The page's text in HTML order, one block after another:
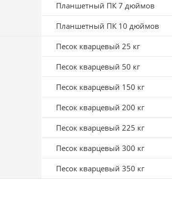
Планшетный ПК 7 дюймов
Планшетный ПК 10 дюймов
Песок кварцевый 25 кг
Песок кварцевый 50 кг
Песок кварцевый 150 кг
Песок кварцевый 200 кг
Песок кварцевый 225 кг
Песок кварцевый 300 кг
Песок кварцевый 350 кг